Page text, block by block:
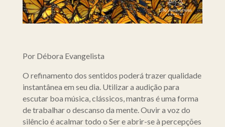
Por Débora Evangelista
O refinamento dos sentidos poderá trazer qualidade
instantânea em seu dia. Utilizar a audição para
escutar boa música, clássicos, mantras é uma forma
de trabalhar o descanso da mente. Ouvir a voz do
silêncio é acalmar todo o Ser e abrir-se à percepções